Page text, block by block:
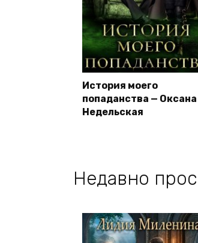
История моего
попаданства — Оксана
Недельская
Недавно